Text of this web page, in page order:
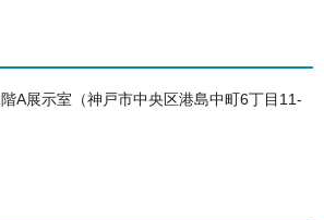
A展示室（神戸市中央区港島中町6丁目11-